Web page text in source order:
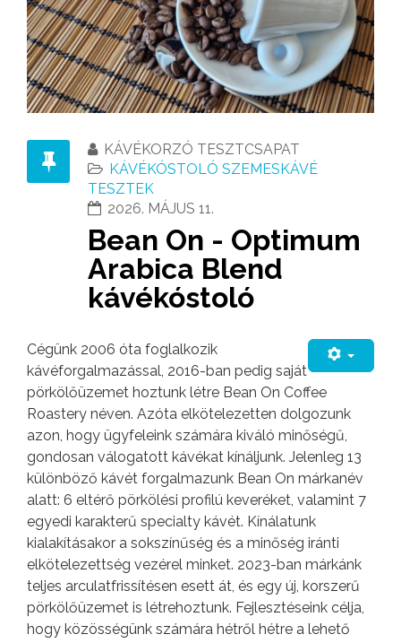
KÁVÉKORZÓ TESZTCSAPAT
KÁVÉKÓSTOLÓ SZEMESKÁVÉ
TESZTEK
2026. MÁJUS 11.
Bean On - Optimum
Arabica Blend
kávékóstoló
Cégünk 2006 óta foglalkozik
kávéforgalmazással, 2016-ban pedig saját
pörkölőüzemet hoztunk létre Bean On Coffee
Roastery néven. Azóta elkötelezetten dolgozunk
azon, hogy ügyfeleink számára kiváló minőségű,
gondosan válogatott kávékat kínáljunk. Jelenleg 13
különböző kávét forgalmazunk Bean On márkanév
alatt: 6 eltérő pörkölési profilú keveréket, valamint 7
egyedi karakterű specialty kávét. Kínálatunk
kialakításakor a sokszínűség és a minőség iránti
elkötelezettség vezérel minket. 2023-ban márkánk
teljes arculatfrissítésen esett át, és egy új, korszerű
pörkölőüzemet is létrehoztunk. Fejlesztéseink célja,
hogy közösségünk számára hétről hétre a lehető